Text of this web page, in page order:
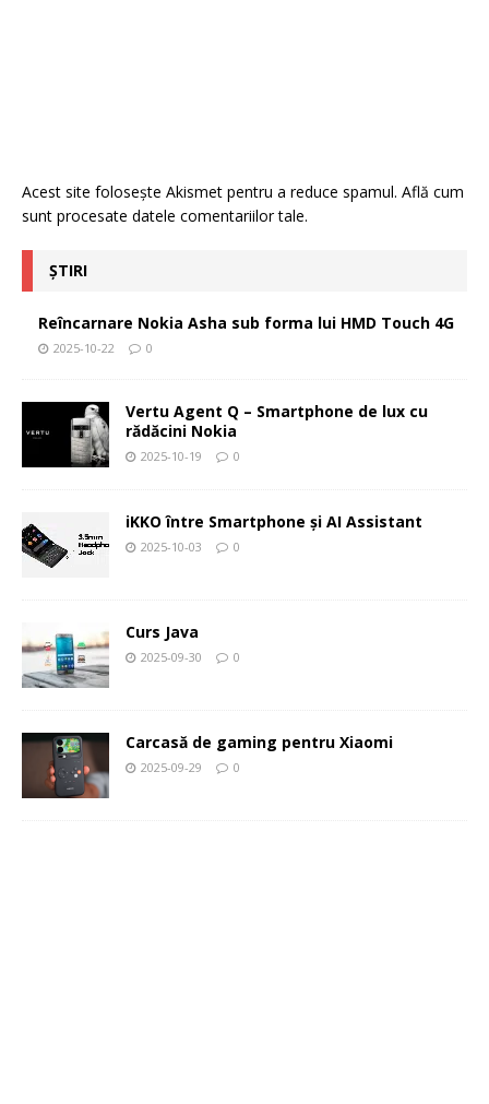
Acest site folosește Akismet pentru a reduce spamul. Află cum
sunt procesate datele comentariilor tale.
ȘTIRI
Reîncarnare Nokia Asha sub forma lui HMD Touch 4G
2025-10-22 0
Vertu Agent Q – Smartphone de lux cu
rădăcini Nokia
2025-10-19 0
iKKO între Smartphone și AI Assistant
2025-10-03 0
Curs Java
2025-09-30 0
Carcasă de gaming pentru Xiaomi
2025-09-29 0